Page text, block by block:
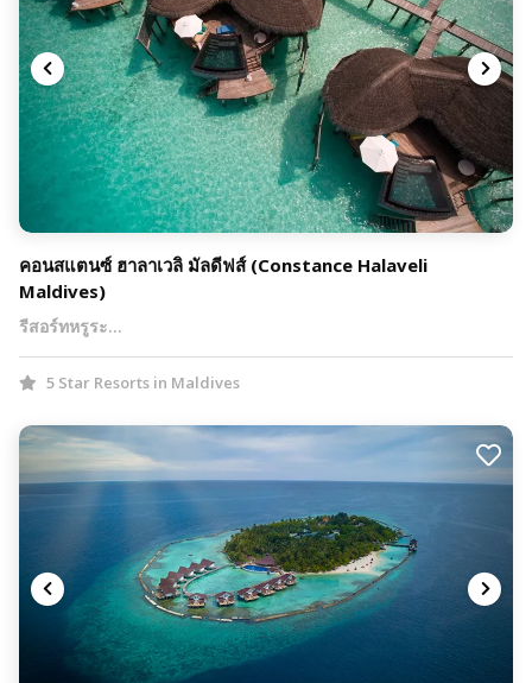
คอนสแตนซ์ ฮาลาเวลิ มัลดีฟส์ (Constance Halaveli
Maldives)
รีสอร์ทหรูระ…
5 Star Resorts in Maldives